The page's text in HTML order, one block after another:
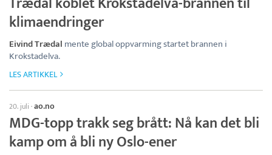
klimaendringer
Eivind Trædal mente global oppvarming startet brannen i
Krokstadelva.
LES ARTIKKEL
20. juli ·ao.no
MDG-topp trakk seg brått: Nå kan det bli
kamp om å bli ny Oslo-ener